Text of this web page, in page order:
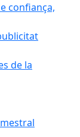
confiança,
de la